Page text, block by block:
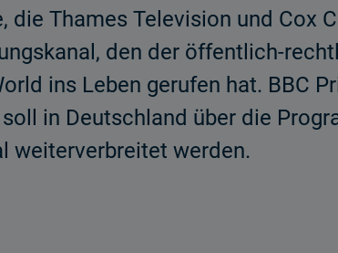
Thames Television und Cox
den der öffentlich-
ins Leben gerufen hat. BBC
in Deutschland über die
weiterverbreitet werden.